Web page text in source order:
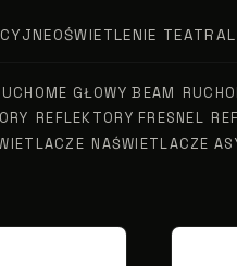
OŚWIETLENIE
GŁOWY BEAM
REFLEKTORY FRESNEL
NAŚWIETLACZE